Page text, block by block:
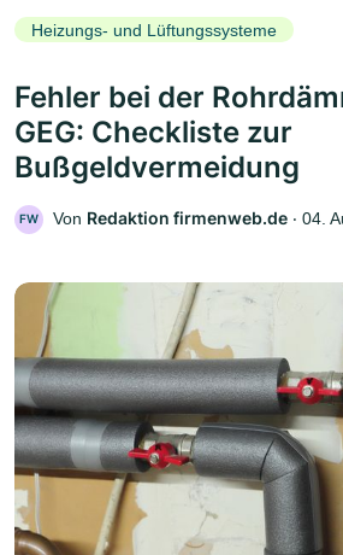
Heizungs- und Lüftungssysteme
Fehler bei der
GEG: Checkliste zur
Bußgeldvermeidung
FW Von Redaktion firmenweb.de ‧ 04.